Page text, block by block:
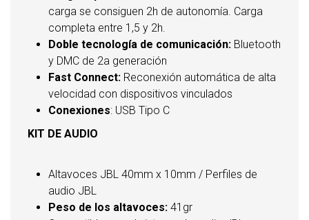
carga se consiguen 2h de autonomía. Carga
completa entre 1,5 y 2h.
Doble tecnología de comunicación: Bluetooth
y DMC de 2a generación
Fast Connect: Reconexión automática de alta
velocidad con dispositivos vinculados
Conexiones: USB Tipo C
KIT DE AUDIO
Altavoces JBL 40mm x 10mm / Perfiles de
audio JBL
Peso de los altavoces: 41gr